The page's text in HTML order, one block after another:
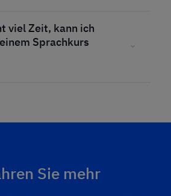
viel Zeit, kann ich
Sprachkurs
Sie mehr